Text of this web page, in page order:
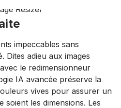
impeccables sans
Dites adieu aux images
le redimensionneur
IA avancée préserve la
vives pour assurer un
soient les dimensions. Les